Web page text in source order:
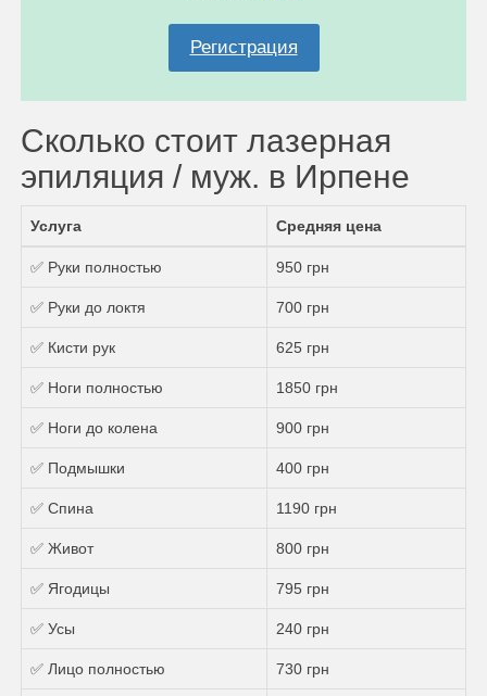
Регистрация
Сколько стоит лазерная
эпиляция / муж. в Ирпене
Услуга Средняя цена
✅ Руки полностью 950 грн
✅ Руки до локтя 700 грн
✅ Кисти рук 625 грн
✅ Ноги полностью 1850 грн
✅ Ноги до колена 900 грн
✅ Подмышки 400 грн
✅ Спина 1190 грн
✅ Живот 800 грн
✅ Ягодицы 795 грн
✅ Усы 240 грн
✅ Лицо полностью 730 грн